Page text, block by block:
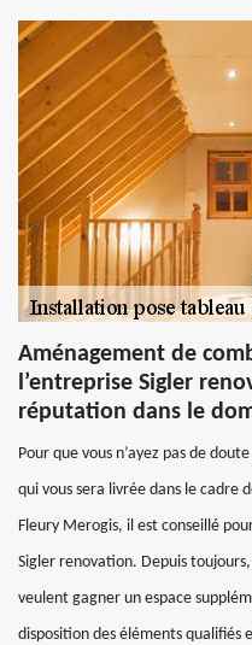
Aménagement de
l’entreprise Sigler
réputation dans le
Pour que vous n’ayez pas de
qui vous sera livrée dans le cadre
Fleury Merogis, il est conseillé
Sigler renovation. Depuis
veulent gagner un espace
disposition des éléments qualifiés